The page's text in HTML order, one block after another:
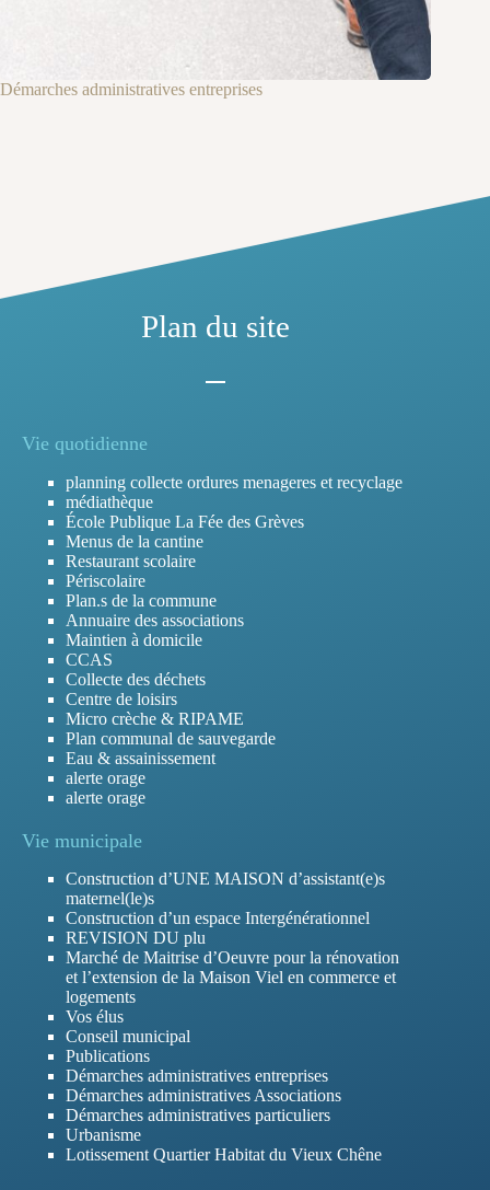
Démarches administratives entreprises
Plan du site
Vie quotidienne
planning collecte ordures menageres et recyclage
médiathèque
École Publique La Fée des Grèves
Menus de la cantine
Restaurant scolaire
Périscolaire
Plan.s de la commune
Annuaire des associations
Maintien à domicile
CCAS
Collecte des déchets
Centre de loisirs
Micro crèche & RIPAME
Plan communal de sauvegarde
Eau & assainissement
alerte orage
alerte orage
Vie municipale
Construction d’UNE MAISON d’assistant(e)s
maternel(le)s
Construction d’un espace Intergénérationnel
REVISION DU plu
Marché de Maitrise d’Oeuvre pour la rénovation
et l’extension de la Maison Viel en commerce et
logements
Vos élus
Conseil municipal
Publications
Démarches administratives entreprises
Démarches administratives Associations
Démarches administratives particuliers
Urbanisme
Lotissement Quartier Habitat du Vieux Chêne